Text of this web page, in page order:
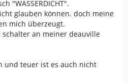
"WASSERDICHT".
glauben können. doch meine
mich überzeugt.
an meiner deauville
und teuer ist es auch nicht